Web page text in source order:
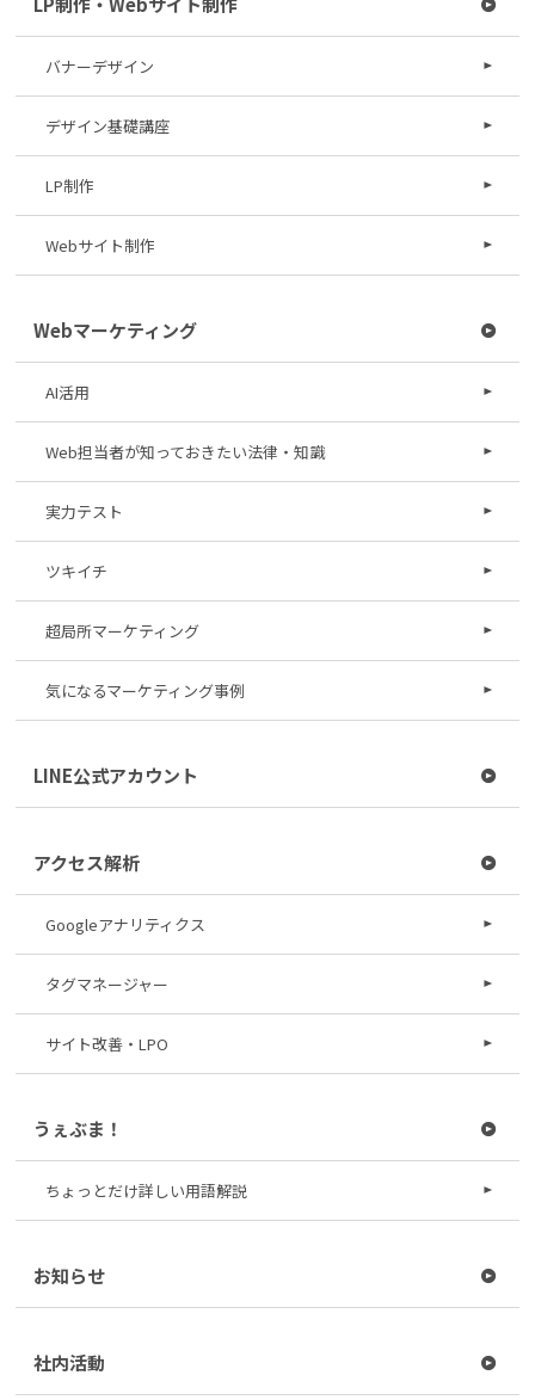
バナーデザイン
デザイン基礎講座
LP制作
Webサイト制作
Webマーケティング
AI活用
Web担当者が知っておきたい法律・知識
実力テスト
ツキイチ
超局所マーケティング
気になるマーケティング事例
LINE公式アカウント
アクセス解析
Googleアナリティクス
タグマネージャー
サイト改善・LPO
うぇぶま！
ちょっとだけ詳しい用語解説
お知らせ
社内活動